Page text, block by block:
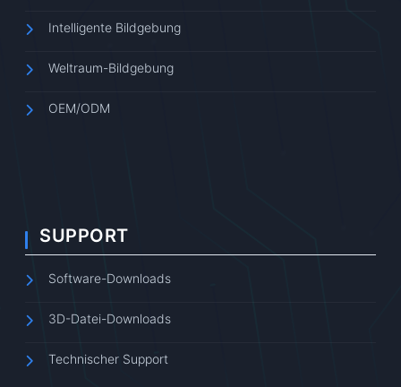
Intelligente Bildgebung
Weltraum-Bildgebung
OEM/ODM
SUPPORT
Software-Downloads
3D-Datei-Downloads
Technischer Support